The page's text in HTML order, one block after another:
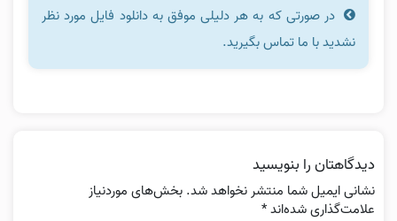
در صورتی که به هر دلیلی موفق به دانلود فایل مورد نظر
نشدید با ما تماس بگیرید.
دیدگاهتان را بنویسید
نشانی ایمیل شما منتشر نخواهد شد. بخش‌های موردنیاز
علامت‌گذاری شده‌اند*